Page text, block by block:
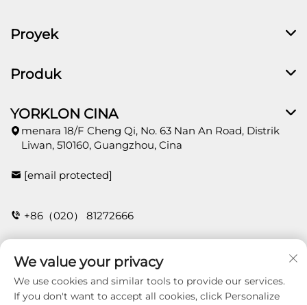
Proyek
Produk
YORKLON CINA
menara 18/F Cheng Qi, No. 63 Nan An Road, Distrik
Liwan, 510160, Guangzhou, Cina
[email protected]
+86（020） 81272666
HUBUNGI
We value your privacy
We use cookies and similar tools to provide our services.
If you don't want to accept all cookies, click Personalize